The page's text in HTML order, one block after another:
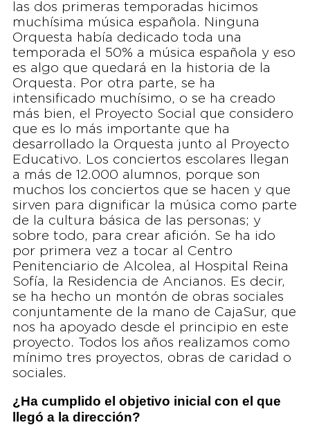
las dos primeras temporadas hicimos
muchísima música española. Ninguna
Orquesta había dedicado toda una
temporada el 50% a música española y eso
es algo que quedará en la historia de la
Orquesta. Por otra parte, se ha
intensificado muchísimo, o se ha creado
más bien, el Proyecto Social que considero
que es lo más importante que ha
desarrollado la Orquesta junto al Proyecto
Educativo. Los conciertos escolares llegan
a más de 12.000 alumnos, porque son
muchos los conciertos que se hacen y que
sirven para dignificar la música como parte
de la cultura básica de las personas; y
sobre todo, para crear afición. Se ha ido
por primera vez a tocar al Centro
Penitenciario de Alcolea, al Hospital Reina
Sofía, la Residencia de Ancianos. Es decir,
se ha hecho un montón de obras sociales
conjuntamente de la mano de CajaSur, que
nos ha apoyado desde el principio en este
proyecto. Todos los años realizamos como
mínimo tres proyectos, obras de caridad o
sociales.
¿Ha cumplido el objetivo inicial con el que
llegó a la dirección?